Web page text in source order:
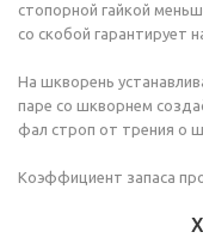
стопорной гайкой
со скобой гарантирует
На шкворень
паре со шкворнем
фал строп от трения о
Коэффициент запаса